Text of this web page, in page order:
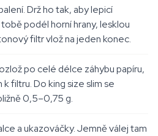
Drž ho tak, aby lepicí
podél horní hrany, lesklou
filtr vlož na jeden konec.
po celé délce záhybu papíru,
filtru. Do king size slim se
0,5–0,75 g.
a ukazováčky. Jemně válej tam